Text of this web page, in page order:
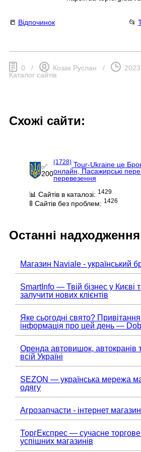
📒 Відпочинок 📂
0 / Козак Руслан / 2023
Каталог сайтів
Схожі сайти:
✅
200
(1728) Tour-Ukraine це
онлайн, Пасажирські
перевезення
📊 Сайтів в каталозі: 1429
🚦 Сайтів без проблем: 1426
Останні
Магазин Naviale - український
SmartInfo — Твій бізнес у Києві
залучити нових клієнтів
Яке сьогодні свято?
інформація про цей день —
Оренда автовишок, автокранів
всій Україні
SEZON — українська мережа
одягу
Агрозапчасти - інтернет магазин
ТоргЕкспрес — сучасне
успішних магазинів